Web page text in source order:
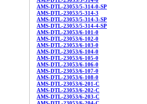
AMS-DTL-23053/5-314-0-SP
AMS-DTL-23053/5-314-3
AMS-DTL-23053/5-314-3-SP
AMS-DTL-23053/5-314-4-SP
AMS-DTL-23053/6-101-0
AMS-DTL-23053/6-102-0
AMS-DTL-23053/6-103-0
AMS-DTL-23053/6-104-0
AMS-DTL-23053/6-105-0
AMS-DTL-23053/6-106-0
AMS-DTL-23053/6-107-0
AMS-DTL-23053/6-108-0
AMS-DTL-23053/6-201-C
AMS-DTL-23053/6-202-C
AMS-DTL-23053/6-203-C